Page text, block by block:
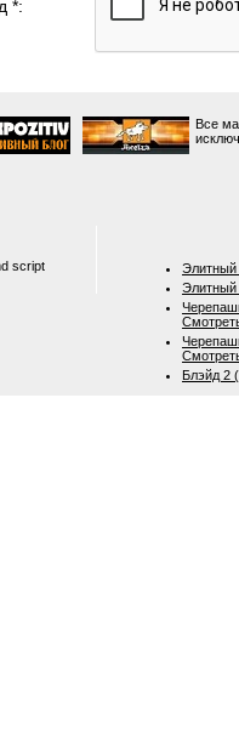
*:
Все
script
Элитный
Элитный
Блэйд 2